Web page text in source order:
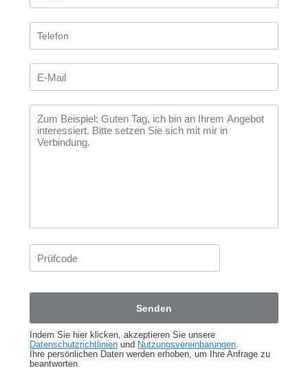
Indem Sie hier klicken, akzeptieren Sie unsere
Datenschutzrichtlinien und Nutzungsvereinbarungen.
Ihre persönlichen Daten werden erhoben, um Ihre Anfrage zu
beantworten.